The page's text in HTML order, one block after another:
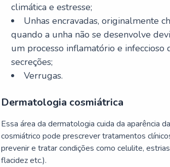
climática e estresse;
Unhas encravadas, originalmente
quando a unha não se desenvolve
um processo inflamatório e
secreções;
Verrugas.
Dermatologia cosmiátrica
Essa área da dermatologia cuida da aparência
cosmiátrico pode prescrever tratamentos
prevenir e tratar condições como celulite,
flacidez etc.).